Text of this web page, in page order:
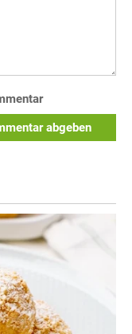
abgeben